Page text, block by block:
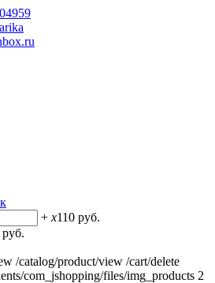
+ x110 руб.
руб.
/catalog/product/view /cart/delete
com_jshopping/files/img_products 2